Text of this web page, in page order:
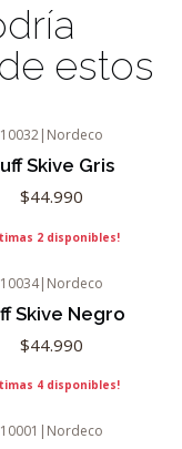
estos
10032| Nordeco
Skive Gris
$44.990
2 disponibles!
10034| Nordeco
Skive Negro
$44.990
4 disponibles!
10001 | Nordeco